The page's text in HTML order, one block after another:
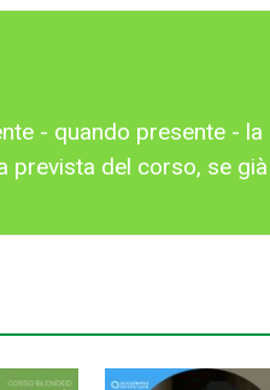
- quando presente - la
prevista del corso, se